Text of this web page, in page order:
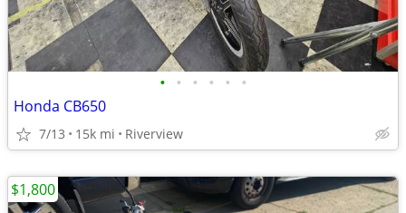
• • • • • •
Honda CB650
7/13 15k mi Riverview
$1,800